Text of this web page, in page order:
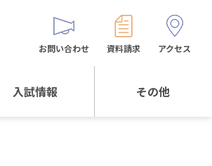
入試情報 その他
お問い合わせ 資料請求 アクセス